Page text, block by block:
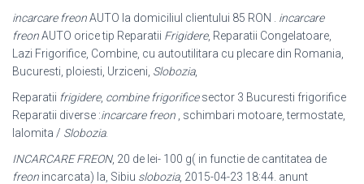
incarcare freonAUTO la domiciliul clientului 85 RON . incarcare
freonAUTO orice tip Reparatii Frigidere, Reparatii Congelatoare,
Lazi Frigorifice, Combine, cu autoutilitara cu plecare din Romania,
Bucuresti, ploiesti, Urziceni, Slobozia,
Reparatii frigidere, combine frigorificesector 3 Bucuresti frigorifice
Reparatii diverse :incarcare freon , schimbari motoare, termostate,
Ialomita / Slobozia.
INCARCARE FREON, 20 de lei- 100 g( in functie de cantitatea de
freon incarcata) la, Sibiu slobozia, 2015-04-23 18:44. anunt